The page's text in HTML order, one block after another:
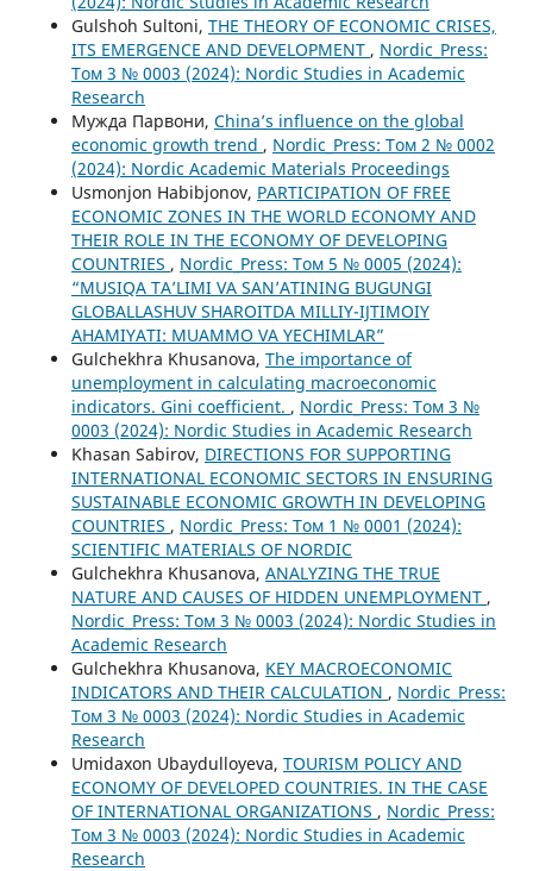
Gulshoh Sultoni, THE THEORY OF ECONOMIC CRISES,
ITS EMERGENCE AND DEVELOPMENT , Nordic_Press:
Том 3 № 0003 (2024): Nordic Studies in Academic
Research
Мужда Парвони, China’s influence on the global
economic growth trend , Nordic_Press: Том 2 № 0002
(2024): Nordic Academic Materials Proceedings
Usmonjon Habibjonov, PARTICIPATION OF FREE
ECONOMIC ZONES IN THE WORLD ECONOMY AND
THEIR ROLE IN THE ECONOMY OF DEVELOPING
COUNTRIES , Nordic_Press: Том 5 № 0005 (2024):
“MUSIQA TA’LIMI VA SAN’ATINING BUGUNGI
GLOBALLASHUV SHAROITDA MILLIY-IJTIMOIY
AHAMIYATI: MUAMMO VA YECHIMLAR”
Gulchekhra Khusanova, The importance of
unemployment in calculating macroeconomic
indicators. Gini coefficient. , Nordic_Press: Том 3 №
0003 (2024): Nordic Studies in Academic Research
Khasan Sabirov, DIRECTIONS FOR SUPPORTING
INTERNATIONAL ECONOMIC SECTORS IN ENSURING
SUSTAINABLE ECONOMIC GROWTH IN DEVELOPING
COUNTRIES , Nordic_Press: Том 1 № 0001 (2024):
SCIENTIFIC MATERIALS OF NORDIC
Gulchekhra Khusanova, ANALYZING THE TRUE
NATURE AND CAUSES OF HIDDEN UNEMPLOYMENT ,
Nordic_Press: Том 3 № 0003 (2024): Nordic Studies in
Academic Research
Gulchekhra Khusanova, KEY MACROECONOMIC
INDICATORS AND THEIR CALCULATION , Nordic_Press:
Том 3 № 0003 (2024): Nordic Studies in Academic
Research
Umidaxon Ubaydulloyeva, TOURISM POLICY AND
ECONOMY OF DEVELOPED COUNTRIES. IN THE CASE
OF INTERNATIONAL ORGANIZATIONS , Nordic_Press:
Том 3 № 0003 (2024): Nordic Studies in Academic
Research